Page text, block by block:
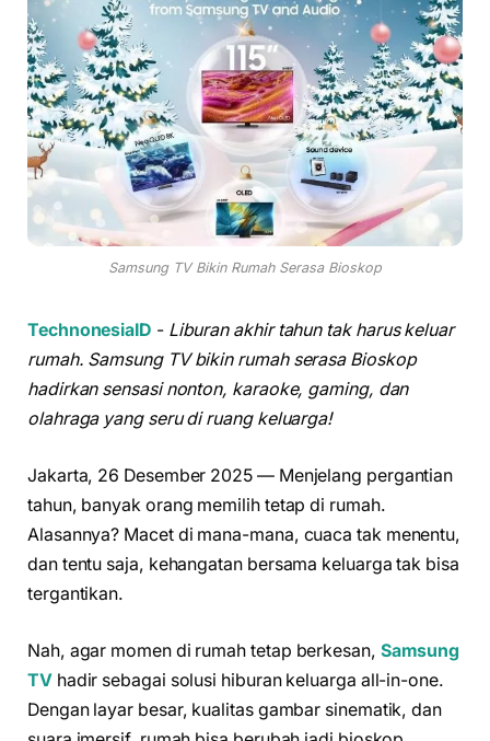
Samsung TV Bikin Rumah Serasa Bioskop
TechnonesiaID - Liburan akhir tahun tak harus keluar
rumah. Samsung TV bikin rumah serasa Bioskop
hadirkan sensasi nonton, karaoke, gaming, dan
olahraga yang seru di ruang keluarga!
Jakarta, 26 Desember 2025 — Menjelang pergantian
tahun, banyak orang memilih tetap di rumah.
Alasannya? Macet di mana-mana, cuaca tak menentu,
dan tentu saja, kehangatan bersama keluarga tak bisa
tergantikan.
Nah, agar momen di rumah tetap berkesan, Samsung
TVhadir sebagai solusi hiburan keluarga all-in-one.
Dengan layar besar, kualitas gambar sinematik, dan